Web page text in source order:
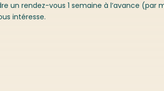
un rendez-vous 1 semaine à l’avance (par
intéresse.